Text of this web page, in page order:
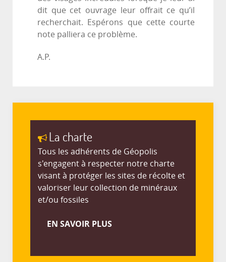
dit que cet ouvrage leur offrait ce qu’il
recherchait. Espérons que cette courte
note palliera ce problème.
A.P.
La charte
Tous les adhérents de Géopolis
s'engagent à respecter notre charte
visant à protéger les sites de récolte et
valoriser leur collection de minéraux
et/ou fossiles
EN SAVOIR PLUS